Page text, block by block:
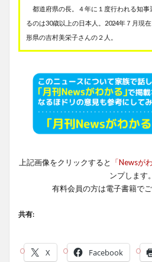
都道府県の長。４年に１度行われる知事
るのは30歳以上の日本人。2024年７月現
形県の吉村美栄子さんの２人。
上記画像をクリックすると 「Newsが
ンプします。
有料会員の方は電子書籍でご
共有:
X Facebook